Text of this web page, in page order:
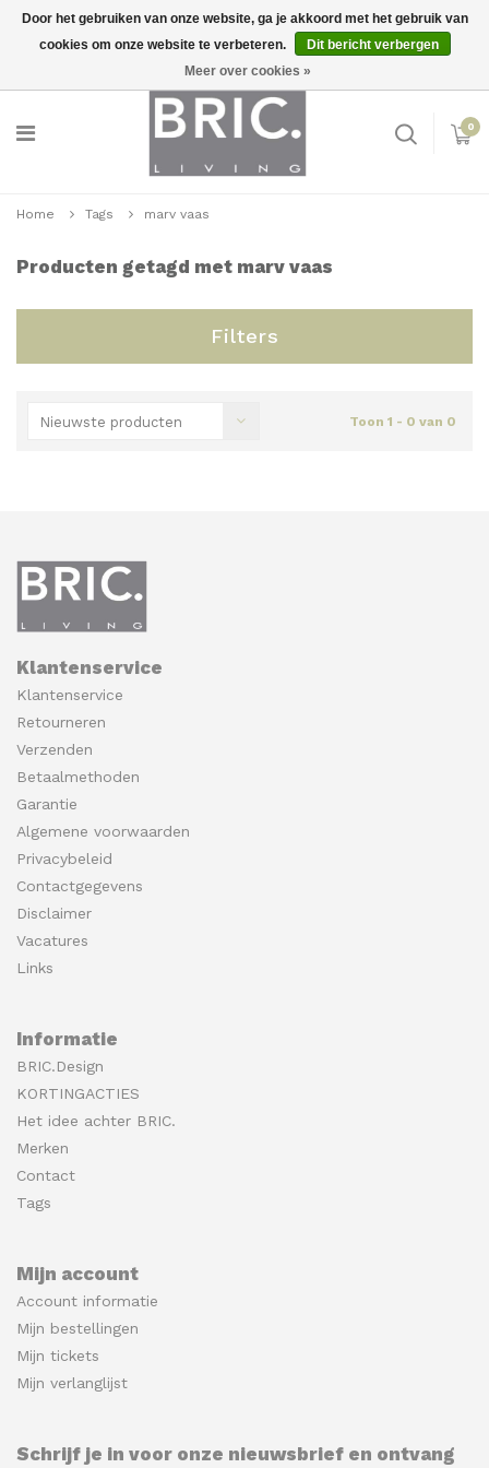
Inloggen
0
Home Tags marv vaas
Producten getagd met marv vaas
Filters
Nieuwste producten Toon 1 - 0 van 0
Klantenservice
Klantenservice
Retourneren
Verzenden
Betaalmethoden
Garantie
Algemene voorwaarden
Privacybeleid
Contactgegevens
Disclaimer
Vacatures
Links
Informatie
BRIC.Design
KORTINGACTIES
Het idee achter BRIC.
Merken
Contact
Tags
Mijn account
Account informatie
Mijn bestellingen
Mijn tickets
Mijn verlanglijst
Schrijf je in voor onze nieuwsbrief en ontvang
Door het gebruiken van onze website, ga je akkoord met het gebruik van
cookies om onze website te verbeteren.
Dit bericht verbergen
Meer over cookies »